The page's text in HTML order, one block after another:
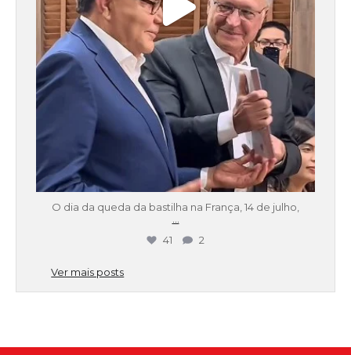
O dia da queda da bastilha na França, 14 de julho,
...
41
2
Ver mais posts